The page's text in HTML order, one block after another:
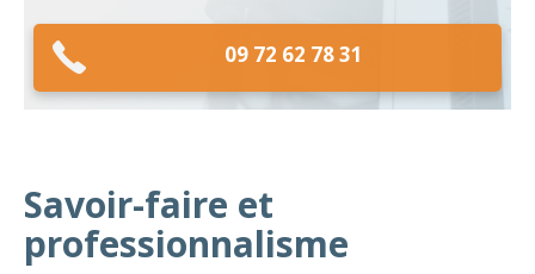
09 72 62 78 31
Savoir-faire et
professionnalisme